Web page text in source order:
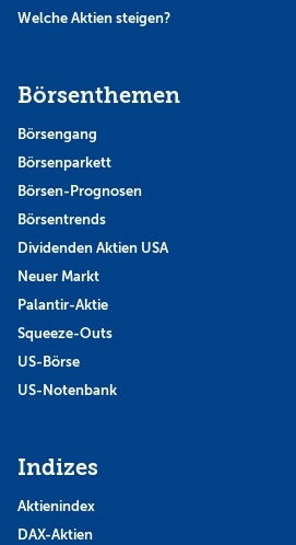
Welche Aktien steigen?
Börsenthemen
Börsengang
Börsenparkett
Börsen-Prognosen
Börsentrends
Dividenden Aktien USA
Neuer Markt
Palantir-Aktie
Squeeze-Outs
US-Börse
US-Notenbank
Indizes
Aktienindex
DAX-Aktien